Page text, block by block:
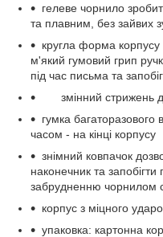
гелеве чорнило
та плавним, без зайвих
кругла форма корпусу
м'який гумовий грип
під час письма та
змінний стрижень
гумка багаторазового
часом - на кінці корпусу
знімний ковпачок
наконечник та
забрудненню чорнилом
корпус з міцного
упаковка: картонна